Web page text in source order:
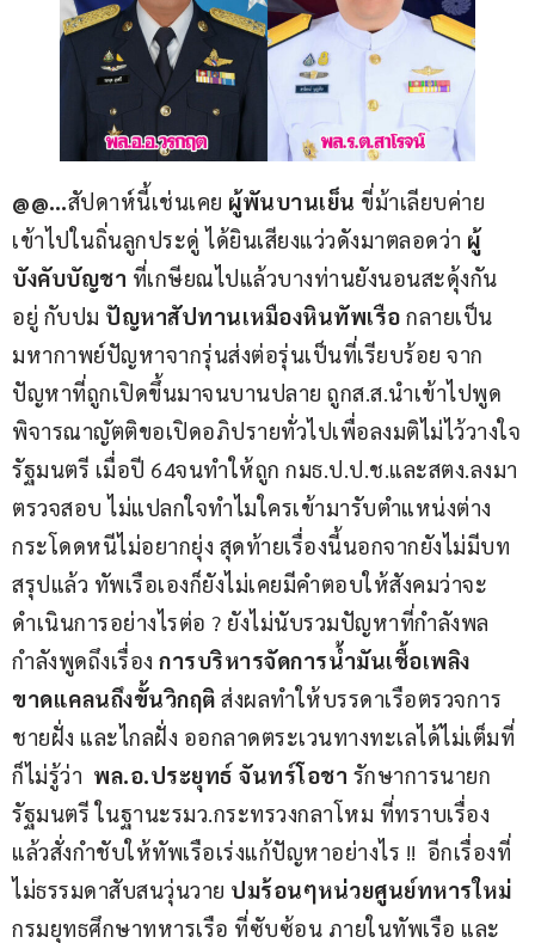
@@…สัปดาห์นี้เช่นเคย ผู้พันบานเย็น ขี่ม้าเลียบค่าย
เข้าไปในถิ่นลูกประดู่ ได้ยินเสียงแว่วดังมาตลอดว่า ผู้
บังคับบัญชา ที่เกษียณไปแล้วบางท่านยังนอนสะดุ้งกัน
อยู่ กับปม ปัญหาสัปทานเหมืองหินทัพเรือ กลายเป็น
มหากาพย์ปัญหาจากรุ่นส่งต่อรุ่นเป็นที่เรียบร้อย จาก
ปัญหาที่ถูกเปิดขึ้นมาจนบานปลาย ถูกส.ส.นำเข้าไปพูด
พิจารณาญัตติขอเปิดอภิปรายทั่วไปเพื่อลงมติไม่ไว้วางใจ
รัฐมนตรี เมื่อปี 64จนทำให้ถูก กมธ.ป.ป.ช.และสตง.ลงมา
ตรวจสอบ ไม่แปลกใจทำไมใครเข้ามารับตำแหน่งต่าง
กระโดดหนีไม่อยากยุ่ง สุดท้ายเรื่องนี้นอกจากยังไม่มีบท
สรุปแล้ว ทัพเรือเองก็ยังไม่เคยมีคำตอบให้สังคมว่าจะ
ดำเนินการอย่างไรต่อ ? ยังไม่นับรวมปัญหาที่กำลังพล
กำลังพูดถึงเรื่อง การบริหารจัดการน้ำมันเชื้อเพลิง
ขาดแคลนถึงขั้นวิกฤติ ส่งผลทำให้บรรดาเรือตรวจการ
ชายฝั่ง และไกลฝั่ง ออกลาดตระเวนทางทะเลได้ไม่เต็มที่
ก็ไม่รู้ว่า พล.อ.ประยุทธ์ จันทร์โอชา รักษาการนายก
รัฐมนตรี ในฐานะรมว.กระทรวงกลาโหม ที่ทราบเรื่อง
แล้วสั่งกำชับให้ทัพเรือเร่งแก้ปัญหาอย่างไร !!  อีกเรื่องที่
ไม่ธรรมดาสับสนวุ่นวาย ปมร้อนๆหน่วยศูนย์ทหารใหม่
กรมยุทธศึกษาทหารเรือ ที่ซับซ้อน ภายในทัพเรือ และ